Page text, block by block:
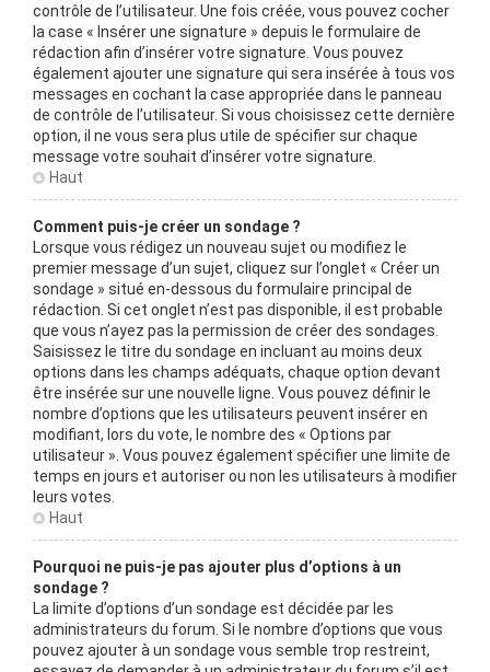
contrôle de l’utilisateur. Une fois créée, vous pouvez cocher
la case « Insérer une signature » depuis le formulaire de
rédaction afin d’insérer votre signature. Vous pouvez
également ajouter une signature qui sera insérée à tous vos
messages en cochant la case appropriée dans le panneau
de contrôle de l’utilisateur. Si vous choisissez cette dernière
option, il ne vous sera plus utile de spécifier sur chaque
message votre souhait d’insérer votre signature.
Haut
Comment puis-je créer un sondage ?
Lorsque vous rédigez un nouveau sujet ou modifiez le
premier message d’un sujet, cliquez sur l’onglet « Créer un
sondage » situé en-dessous du formulaire principal de
rédaction. Si cet onglet n’est pas disponible, il est probable
que vous n’ayez pas la permission de créer des sondages.
Saisissez le titre du sondage en incluant au moins deux
options dans les champs adéquats, chaque option devant
être insérée sur une nouvelle ligne. Vous pouvez définir le
nombre d’options que les utilisateurs peuvent insérer en
modifiant, lors du vote, le nombre des « Options par
utilisateur ». Vous pouvez également spécifier une limite de
temps en jours et autoriser ou non les utilisateurs à modifier
leurs votes.
Haut
Pourquoi ne puis-je pas ajouter plus d’options à un
sondage ?
La limite d’options d’un sondage est décidée par les
administrateurs du forum. Si le nombre d’options que vous
pouvez ajouter à un sondage vous semble trop restreint,